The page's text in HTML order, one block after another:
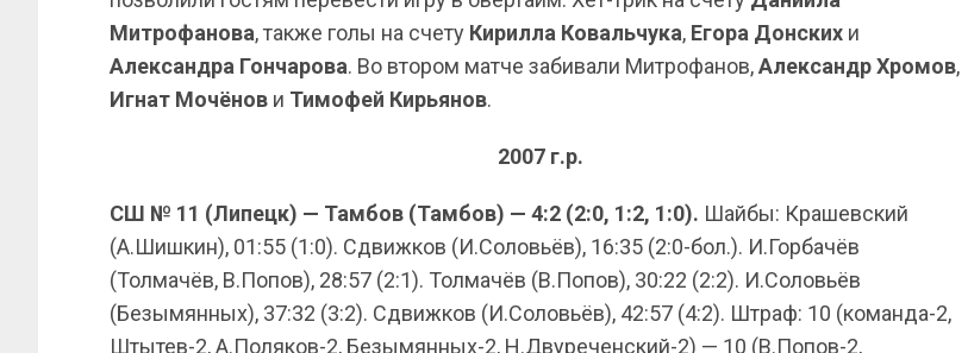
Митрофанова, также голы на счету Кирилла Ковальчука, Егора Донских и
Александра Гончарова. Во втором матче забивали Митрофанов,Александр Хромов,
Игнат Мочёнов и Тимофей Кирьянов.
2007 г.р.
СШ № 11 (Липецк) — Тамбов (Тамбов) — 4:2 (2:0, 1:2, 1:0). Шайбы: Крашевский
(А.Шишкин), 01:55 (1:0). Сдвижков (И.Соловьёв), 16:35 (2:0-бол.). И.Горбачёв
(Толмачёв, В.Попов), 28:57 (2:1). Толмачёв (В.Попов), 30:22 (2:2). И.Соловьёв
(Безымянных), 37:32 (3:2). Сдвижков (И.Соловьёв), 42:57 (4:2). Штраф: 10 (команда-2,
Штытев-2, А.Поляков-2, Безымянных-2, Н.Двуреченский-2) — 10 (В.Попов-2,